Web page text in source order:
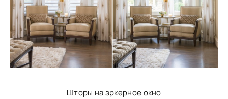
Шторы на эркерное окно